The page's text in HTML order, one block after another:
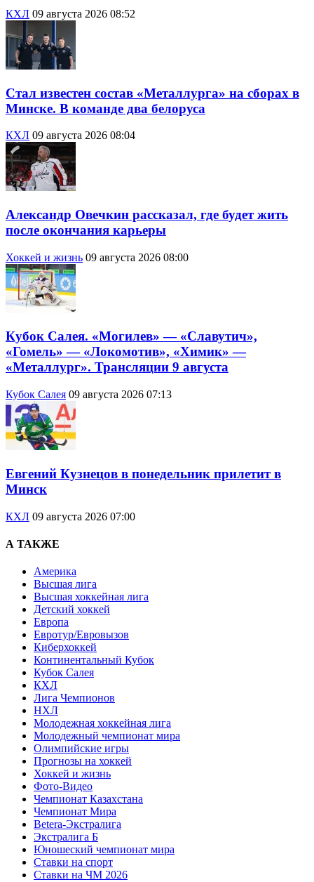
КХЛ 09 августа 2026 08:52
Стал известен состав «Металлурга» на сборах в
Минске. В команде два белоруса
КХЛ 09 августа 2026 08:04
Александр Овечкин рассказал, где будет жить
после окончания карьеры
Хоккей и жизнь 09 августа 2026 08:00
Кубок Салея. «Могилев» — «Славутич»,
«Гомель» — «Локомотив», «Химик» —
«Металлург». Трансляции 9 августа
Кубок Салея 09 августа 2026 07:13
Евгений Кузнецов в понедельник прилетит в
Минск
КХЛ 09 августа 2026 07:00
А ТАКЖЕ
Америка
Высшая лига
Высшая хоккейная лига
Детский хоккей
Европа
Евротур/Евровызов
Киберхоккей
Континентальный Кубок
Кубок Салея
КХЛ
Лига Чемпионов
НХЛ
Молодежная хоккейная лига
Молодежный чемпионат мира
Олимпийские игры
Прогнозы на хоккей
Хоккей и жизнь
Фото-Видео
Чемпионат Казахстана
Чемпионат Мира
Betera-Экстралига
Экстралига Б
Юношеский чемпионат мира
Ставки на спорт
Ставки на ЧМ 2026